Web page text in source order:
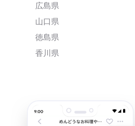
広島県
山口県
徳島県
香川県